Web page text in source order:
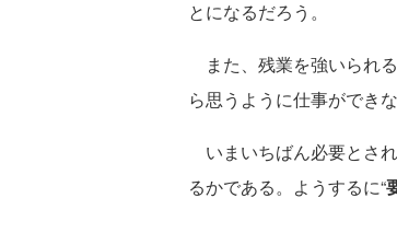
とになるだろう。
また、残業を強いられ
ら思うように仕事ができ
いまいちばん必要とさ
るかである。ようするに“